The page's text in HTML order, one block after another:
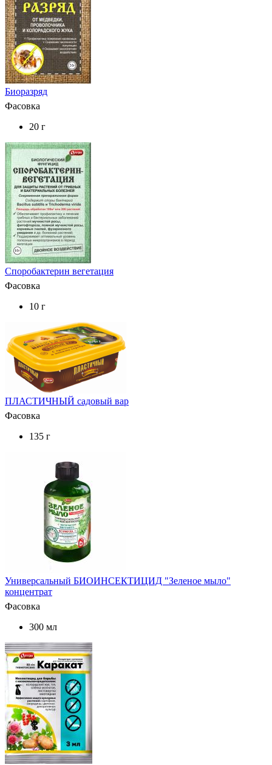
Биоразряд
Фасовка
20 г
Споробактерин вегетация
Фасовка
10 г
ПЛАСТИЧНЫЙ садовый вар
Фасовка
135 г
Универсальный БИОИНСЕКТИЦИД "Зеленое мыло"
концентрат
Фасовка
300 мл